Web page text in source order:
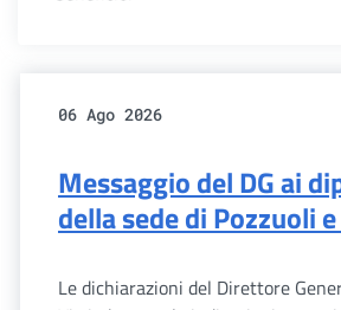
06 Ago 2026
Messaggio del DG ai
della sede di Pozzuoli
Le dichiarazioni del Direttore